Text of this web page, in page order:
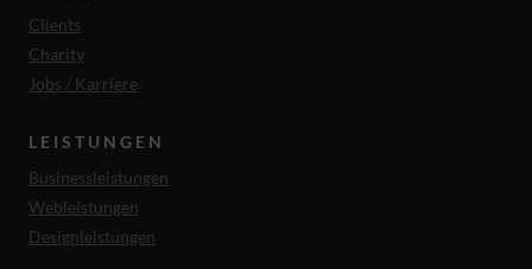
Clients
Charity
Jobs / Karriere
LEISTUNGEN
Businessleistungen
Webleistungen
Designleistungen